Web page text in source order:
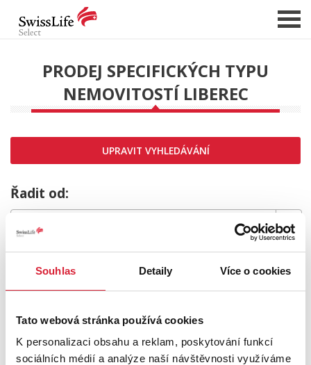
Souhlas Detaily Více o cookies
Tato webová stránka používá cookies
K personalizaci obsahu a reklam, poskytování funkcí
sociálních médií a analýze naší návštěvnosti využíváme
NABÍDKA NEMOVITOSTÍ
CHCI PRODAT / PRONAJMOUT
HLÍDAT NOVÉ NABÍDKY
CHCI OCENIT NEMOVITOST
O NÁS
REFERENCE
PRODEJ SPECIFICKÝCH TYPU
NEMOVITOSTÍ LIBEREC
UPRAVIT VYHLEDÁVÁNÍ
Řadit od:
MRZÍ NÁS TO,
ale požadovaný typ nemovitosti nebyl nalezen.
Zkuste upravit filtr
nebo přejděte na základní